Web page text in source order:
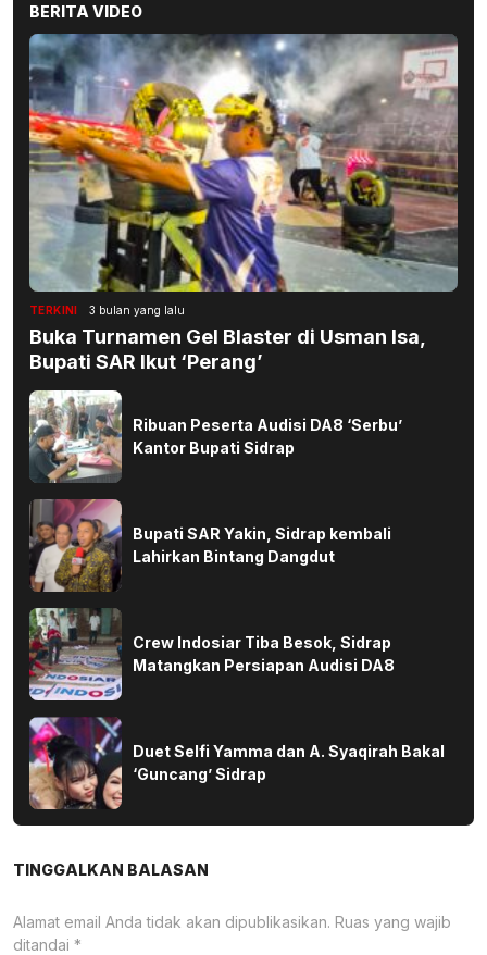
BERITA VIDEO
TERKINI 3 bulan yang lalu
Buka Turnamen Gel Blaster di Usman Isa,
Bupati SAR Ikut ‘Perang’
Ribuan Peserta Audisi DA8 ‘Serbu’
Kantor Bupati Sidrap
Bupati SAR Yakin, Sidrap kembali
Lahirkan Bintang Dangdut
Crew Indosiar Tiba Besok, Sidrap
Matangkan Persiapan Audisi DA8
Duet Selfi Yamma dan A. Syaqirah Bakal
‘Guncang’ Sidrap
TINGGALKAN BALASAN
Alamat email Anda tidak akan dipublikasikan. Ruas yang wajib
ditandai *